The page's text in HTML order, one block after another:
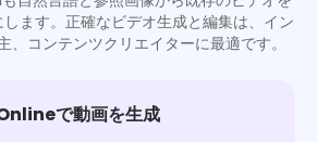
ます。正確なビデオ生成と編集は、イン
、コンテンツクリエイターに最適です。
で動画を生成